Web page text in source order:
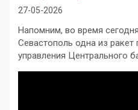
27-05-2026
Напомним, во время
Севастополь одна из
управления Центрального